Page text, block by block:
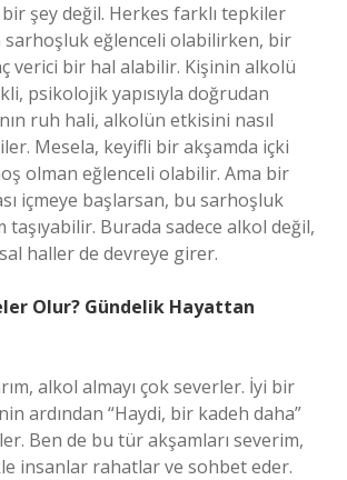
şey değil. Herkes farklı tepkiler
sarhoşluk eğlenceli olabilirken, bir
verici bir hal alabilir. Kişinin alkolü
psikolojik yapısıyla doğrudan
ruh hali, alkolün etkisini nasıl
Mesela, keyifli bir akşamda içki
olman eğlenceli olabilir. Ama bir
içmeye başlarsan, bu sarhoşluk
taşıyabilir. Burada sadece alkol değil,
haller de devreye girer.
Olur? Gündelik Hayattan
alkol almayı çok severler. İyi bir
ardından “Haydi, bir kadeh daha”
Ben de bu tür akşamları severim,
insanlar rahatlar ve sohbet eder.